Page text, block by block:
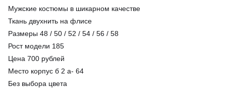
Мужские костюмы в шикарном качестве
Ткань двухнить на флисе
Размеры 48 / 50 / 52 / 54 / 56 / 58
Рост модели 185
Цена 700 рублей
Место корпус б 2 а- 64
Без выбора цвета